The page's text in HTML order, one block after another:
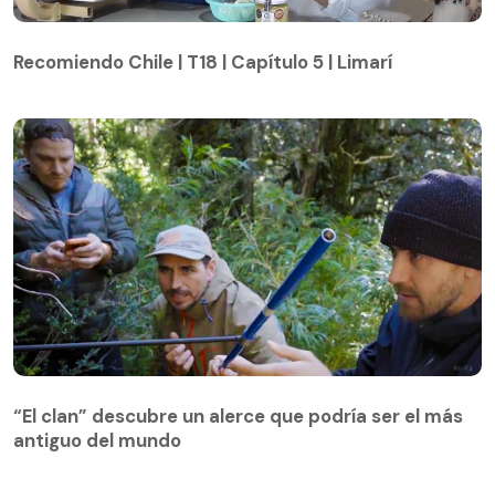
Recomiendo Chile | T18 | Capítulo 5 | Limarí
“El clan” descubre un alerce que podría ser el más
antiguo del mundo